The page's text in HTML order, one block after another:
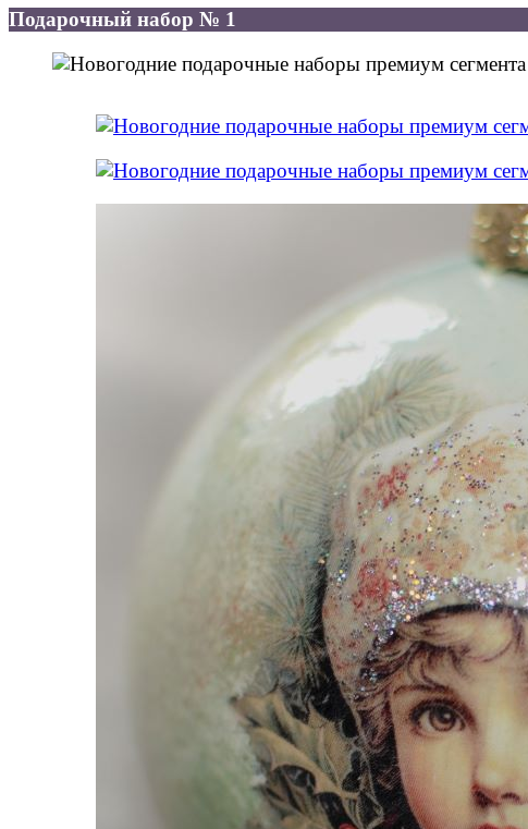
Подарочный набор № 1